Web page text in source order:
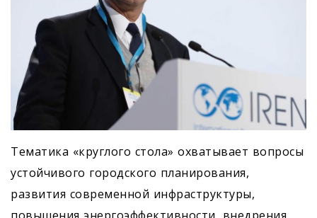
Тематика «круглого стола» охватывает вопросы
устойчивого городского планирования,
развития современной инфраструктуры,